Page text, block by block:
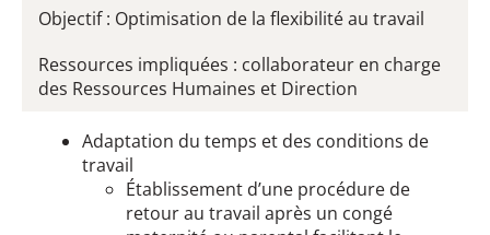
Objectif : Optimisation de la flexibilité au travail
Ressources impliquées : collaborateur en charge
des Ressources Humaines et Direction
Adaptation du temps et des conditions de
travail
Établissement d’une procédure de
retour au travail après un congé